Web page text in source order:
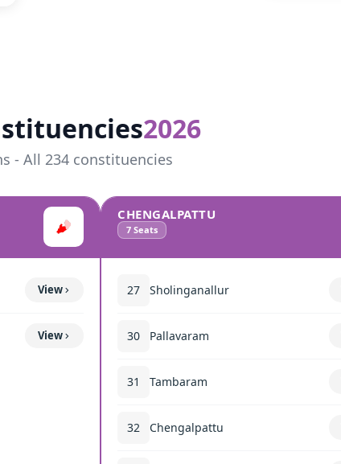
2026
- All 234 constituencies
View
View
CHENGALPATTU
7 Seats
27 Sholinganallur
30 Pallavaram
31 Tambaram
32 Chengalpattu